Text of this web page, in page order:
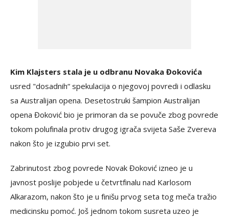
Kim Klajsters stala je u odbranu Novaka Đokovića
usred "dosadnih“ spekulacija o njegovoj povredi i odlasku
sa Australijan opena. Desetostruki šampion Australijan
opena Đoković bio je primoran da se povuče zbog povrede
tokom polufinala protiv drugog igrača svijeta Saše Zvereva
nakon što je izgubio prvi set.
Zabrinutost zbog povrede Novak Đoković izneo je u
javnost poslije pobjede u četvrtfinalu nad Karlosom
Alkarazom, nakon što je u finišu prvog seta tog meča tražio
medicinsku pomoć. Još jednom tokom susreta uzeo je